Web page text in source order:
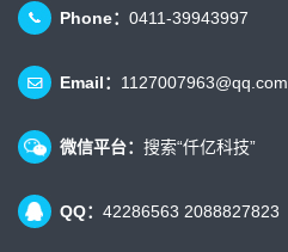
Phone： 0411-39943997
Email： 1127007963@qq.com
微信平台： 搜索“仟亿科技”
QQ： 42286563 2088827823